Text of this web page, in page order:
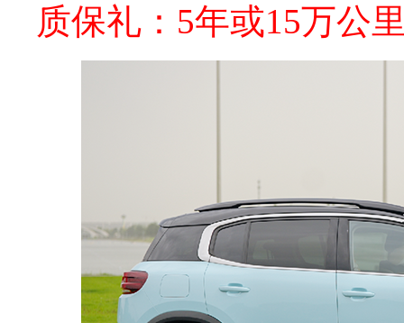
质保礼：5年或15万公